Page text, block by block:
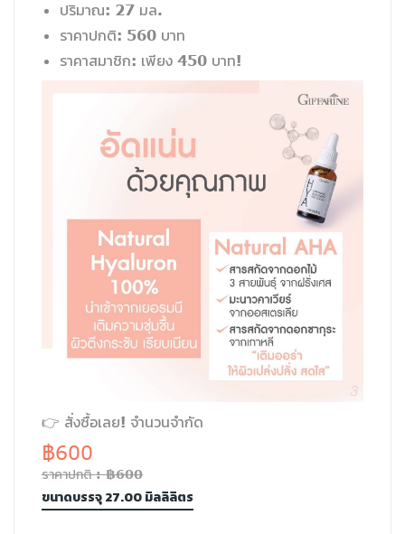
ปริมาณ: 27 มล.
ราคาปกติ: 560 บาท
ราคาสมาชิก: เพียง 450 บาท!
👉 สั่งซื้อเลย! จำนวนจำกัด
฿600
ราคาปกติ : ฿600
ขนาดบรรจุ 27.00 มิลลิลิตร